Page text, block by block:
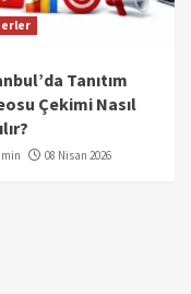
Tanıtım
Çekimi Nasıl
08 Nisan 2026